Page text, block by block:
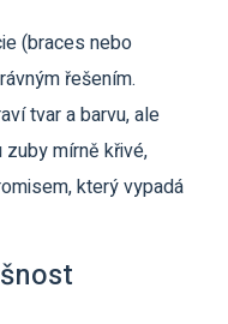
(braces nebo
řešením.
tvar a barvu, ale
mírně křivé,
který vypadá